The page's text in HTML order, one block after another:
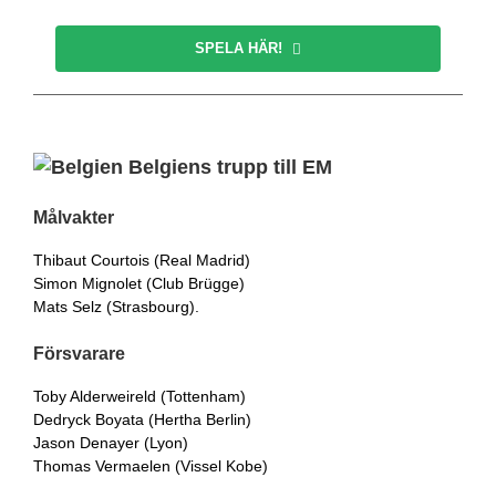
SPELA HÄR!
Belgiens trupp till EM
Målvakter
Thibaut Courtois (Real Madrid)
Simon Mignolet (Club Brügge)
Mats Selz (Strasbourg).
Försvarare
Toby Alderweireld (Tottenham)
Dedryck Boyata (Hertha Berlin)
Jason Denayer (Lyon)
Thomas Vermaelen (Vissel Kobe)